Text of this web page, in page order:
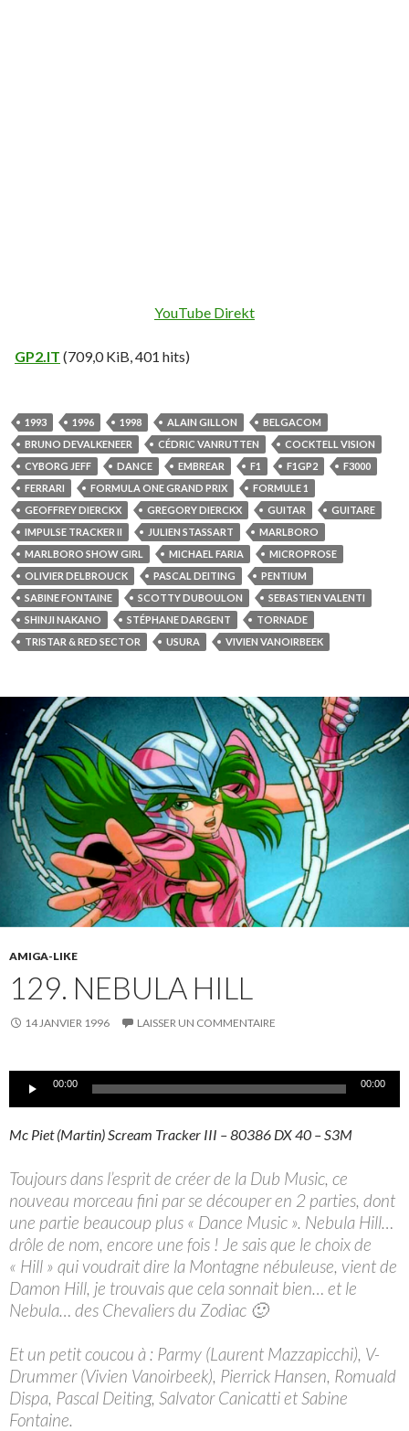
YouTube Direkt
GP2.IT (709,0 KiB, 401 hits)
1993 1996 1998 ALAIN GILLON
BELGACOM
BRUNO DEVALKENEER
CÉDRIC VANRUTTEN
COCKTELL VISION
CYBORG JEFF
DANCE EMBREAR F1 F1GP2
F3000
FERRARI
FORMULA ONE GRAND PRIX
FORMULE 1
GEOFFREY DIERCKX
GREGORY DIERCKX GUITAR
GUITARE
IMPULSE TRACKER II
JULIEN STASSART
MARLBORO
MARLBORO SHOW GIRL
MICHAEL FARIA
MICROPROSE
OLIVIER DELBROUCK
PASCAL DEITING
PENTIUM
SABINE FONTAINE
SCOTTY DUBOULON
SEBASTIEN VALENTI
SHINJI NAKANO
STÉPHANE DARGENT
TORNADE
TRISTAR & RED SECTOR
USURA VIVIEN VANOIRBEEK
AMIGA-LIKE
129. NEBULA HILL
14 JANVIER 1996 LAISSER UN COMMENTAIRE
Lecteur00:00 00:00
Mc Piet (Martin) Scream Tracker III – 80386 DX 40 – S3M
Toujours dans l’esprit de créer de la Dub Music, ce
nouveau morceau fini par se découper en 2 parties, dont
une partie beaucoup plus « Dance Music ». Nebula Hill…
drôle de nom, encore une fois ! Je sais que le choix de
« Hill » qui voudrait dire la Montagne nébuleuse, vient de
Damon Hill, je trouvais que cela sonnait bien… et le
Nebula… des Chevaliers du Zodiac 🙂
Et un petit coucou à : Parmy (Laurent Mazzapicchi), V-
Drummer (Vivien Vanoirbeek), Pierrick Hansen, Romuald
Dispa, Pascal Deiting, Salvator Canicatti et Sabine
Fontaine.